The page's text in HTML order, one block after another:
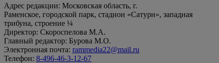
Адрес редакции: Московская область, г.
Раменское, городской парк, стадион «Сатурн», западная
трибуна, строение ¼
Директор: Скороспелова М.А.
Главный редактор: Бурова М.О.
Электронная почта: rammedia22@mail.ru
Телефон: 8-496-46-3-12-67